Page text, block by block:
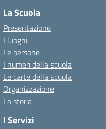
La Scuola
Presentazione
I luoghi
Le persone
I numeri della scuola
Le carte della scuola
Organizzazione
La storia
I Servizi